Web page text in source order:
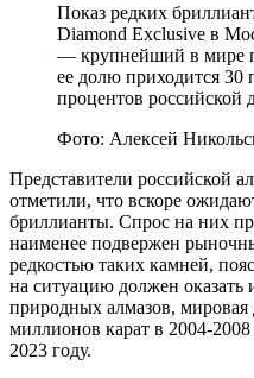
Показ редких
Diamond Exclusive в
— крупнейший в мире
ее долю приходится 30
процентов российской
Фото: Алексей
Представители российской
отметили, что вскоре
бриллианты. Спрос на них
наименее подвержен
редкостью таких камней,
на ситуацию должен
природных алмазов,
миллионов карат в 2004-
2023 году.